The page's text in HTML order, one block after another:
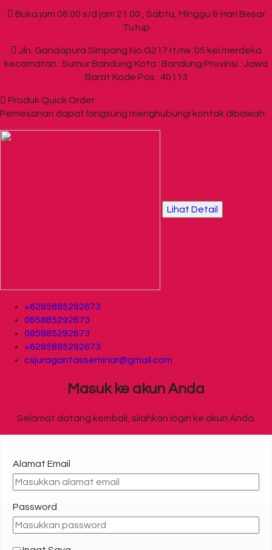
Buka jam 08.00 s/d jam 21.00 , Sabtu, Minggu & Hari Besar
Tutup
Jln. Gandapura Simpang No.G217 rt/rw :05 kel.merdeka
kecamatan : Sumur Bandung Kota : Bandung Provinsi : Jawa
Barat Kode Pos : 40113
Produk Quick Order
Pemesanan dapat langsung menghubungi kontak dibawah:
Lihat Detail
+6285885292673
085885292673
085885292673
+6285885292673
csjuragantasseminar@gmail.com
Masuk ke akun Anda
Selamat datang kembali, silahkan login ke akun Anda.
Alamat Email
Password